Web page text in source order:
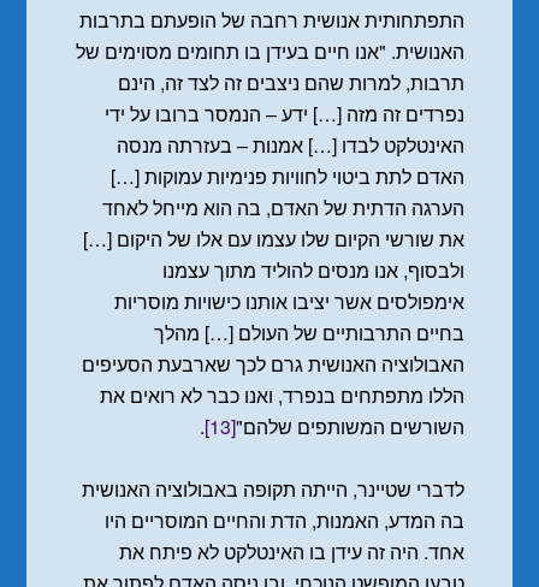
התפתחותית אנושית רחבה של הופעתם בתרבות
האנושית. "אנו חיים בעידן בו תחומים מסוימים של
תרבות, למרות שהם ניצבים זה לצד זה, הינם
נפרדים זה מזה […] ידע – הנמסר ברובו על ידי
האינטלקט לבדו […] אמנות – בעזרתה מנסה
האדם לתת ביטוי לחוויות פנימיות עמוקות […]
הערגה הדתית של האדם, בה הוא מייחל לאחד
את שורשי הקיום שלו עצמו עם אלו של היקום […]
ולבסוף, אנו מנסים להוליד מתוך עצמנו
אימפולסים אשר יציבו אותנו כישויות מוסריות
בחיים התרבותיים של העולם […] מהלך
האבולוציה האנושית גרם לכך שארבעת הסעיפים
הללו מתפתחים בנפרד, ואנו כבר לא רואים את
השורשים המשותפים שלהם"[13]
.
לדברי שטיינר, הייתה תקופה באבולוציה האנושית
בה המדע, האמנות, הדת והחיים המוסריים היו
אחד. היה זה עידן בו האינטלקט לא פיתח את